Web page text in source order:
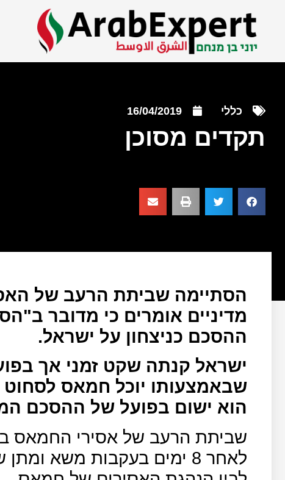
כללי 16/04/2019
תקדים מסוכן
הסתיימה שביתת הרעב של
מדיניים אומרים כי מדובר
ההסכם כניצחון על ישראל.
ישראל קנתה שקט זמני אך
שבאמצעותו יוכל חמאס
הוא ישום בפועל של ההסכם
שביתת הרעב של אסירי החמאס
לאחר 8 ימים בעקבות משא